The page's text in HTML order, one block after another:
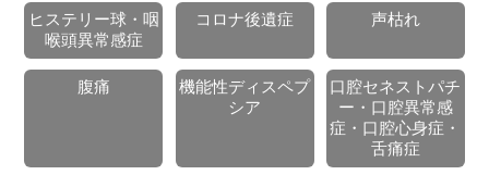
ヒステリー球・咽
喉頭異常感症
コロナ後遺症 声枯れ
腹痛
機能性ディスペプ
シア
口腔セネストパチ
ー・口腔異常感
症・口腔心身症・
舌痛症